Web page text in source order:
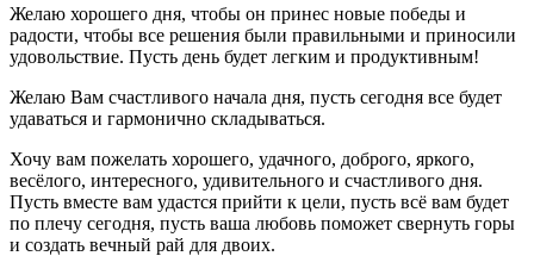
Желаю хорошего дня, чтобы он принес новые победы и
радости, чтобы все решения были правильными и приносили
удовольствие. Пусть день будет легким и продуктивным!
Желаю Вам счастливого начала дня, пусть сегодня все будет
удаваться и гармонично складываться.
Хочу вам пожелать хорошего, удачного, доброго, яркого,
весёлого, интересного, удивительного и счастливого дня.
Пусть вместе вам удастся прийти к цели, пусть всё вам будет
по плечу сегодня, пусть ваша любовь поможет свернуть горы
и создать вечный рай для двоих.